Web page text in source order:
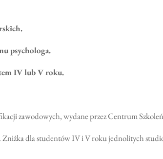
psychologa.
IV lub V roku.
zawodowych, wydane przezCentrum
dla studentów IV i V roku jednolitych